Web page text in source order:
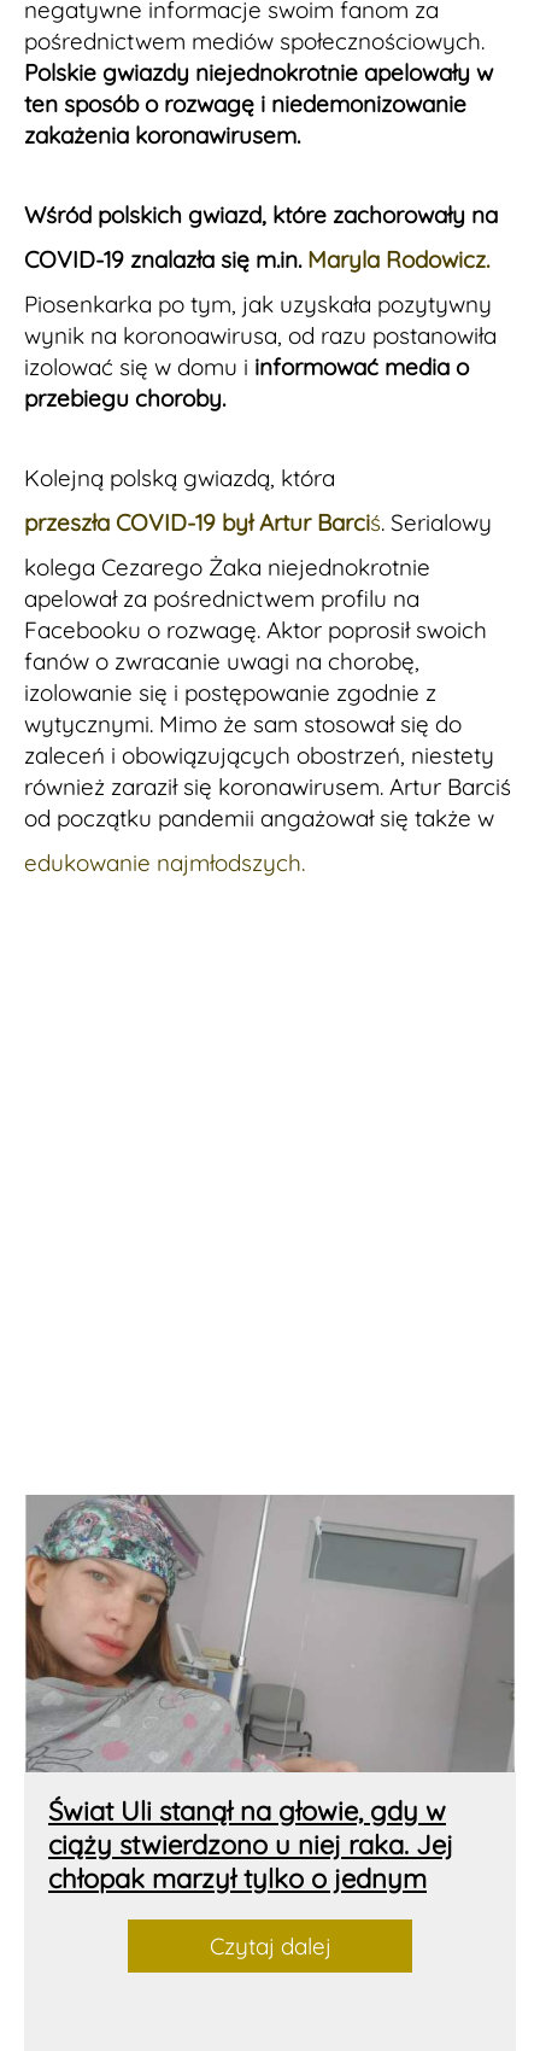
negatywne informacje swoim fanom za
pośrednictwem mediów społecznościowych.
Polskie gwiazdy niejednokrotnie apelowały w
ten sposób o rozwagę i niedemonizowanie
zakażenia koronawirusem.
Wśród polskich gwiazd, które zachorowały na
COVID-19 znalazła się m.in. Maryla Rodowicz.
Piosenkarka po tym, jak uzyskała pozytywny
wynik na koronoawirusa, od razu postanowiła
izolować się w domu i informować media o
przebiegu choroby.
Kolejną polską gwiazdą, która
przeszła COVID-19 był Artur Barciś. Serialowy
kolega Cezarego Żaka niejednokrotnie
apelował za pośrednictwem profilu na
Facebooku o rozwagę. Aktor poprosił swoich
fanów o zwracanie uwagi na chorobę,
izolowanie się i postępowanie zgodnie z
wytycznymi. Mimo że sam stosował się do
zaleceń i obowiązujących obostrzeń, niestety
również zaraził się koronawirusem. Artur Barciś
od początku pandemii angażował się także w
edukowanie najmłodszych.
Świat Uli stanął na głowie, gdy w
ciąży stwierdzono u niej raka. Jej
chłopak marzył tylko o jednym
Czytaj dalej